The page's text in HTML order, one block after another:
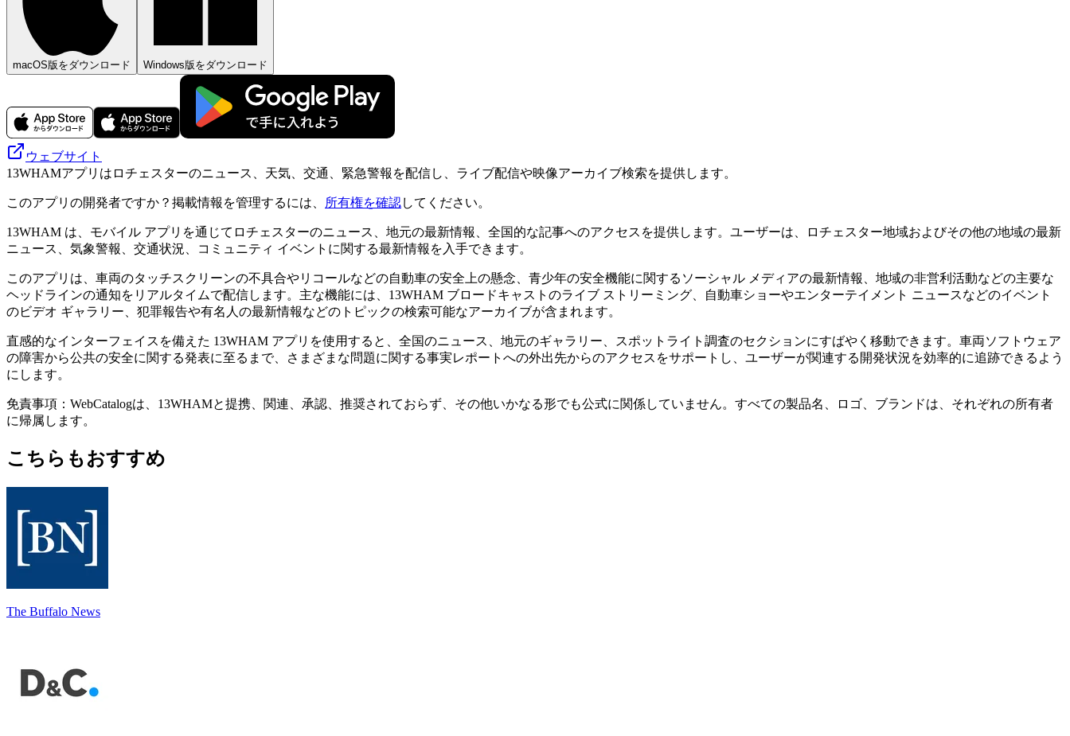
macOS版をダウンロード Windows版をダウンロード
ウェブサイト
13WHAMアプリはロチェスターのニュース、天気、交通、緊急警報を配信し、ライブ配信や映像アーカイブ検索を提供します。
このアプリの開発者ですか？掲載情報を管理するには、 所有権を確認してください。
13WHAM は、モバイル アプリを通じてロチェスターのニュース、地元の最新情報、全国的な記事へのアクセスを提供します。ユーザーは、ロチェスター地域およびその他の地域の最新
ニュース、気象警報、交通状況、コミュニティ イベントに関する最新情報を入手できます。
このアプリは、車両のタッチスクリーンの不具合やリコールなどの自動車の安全上の懸念、青少年の安全機能に関するソーシャル メディアの最新情報、地域の非営利活動などの主要な
ヘッドラインの通知をリアルタイムで配信します。主な機能には、13WHAM ブロードキャストのライブ ストリーミング、自動車ショーやエンターテイメント ニュースなどのイベント
のビデオ ギャラリー、犯罪報告や有名人の最新情報などのトピックの検索可能なアーカイブが含まれます。
直感的なインターフェイスを備えた 13WHAM アプリを使用すると、全国のニュース、地元のギャラリー、スポットライト調査のセクションにすばやく移動できます。車両ソフトウェア
の障害から公共の安全に関する発表に至るまで、さまざまな問題に関する事実レポートへの外出先からのアクセスをサポートし、ユーザーが関連する開発状況を効率的に追跡できるよう
にします。
免責事項：WebCatalogは、13WHAMと提携、関連、承認、推奨されておらず、その他いかなる形でも公式に関係していません。すべての製品名、ロゴ、ブランドは、それぞれの所有者
に帰属します。
こちらもおすすめ
The Buffalo News